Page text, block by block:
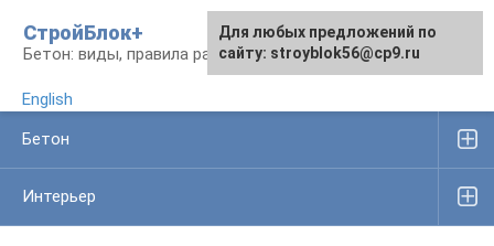
контенту
СтройБлок+
Бетон: виды, правила работы, изделия
English
Бетон
Интерьер
Для любых предложений по
сайту: stroyblok56@cp9.ru
Для любых предложений по
сайту: stroyblok56@cp9.ru